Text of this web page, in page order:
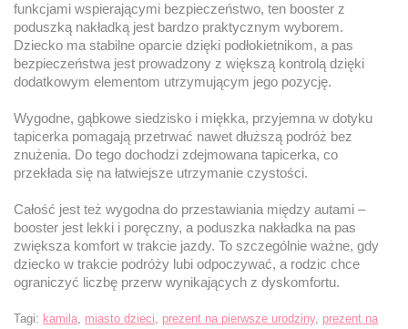
funkcjami wspierającymi bezpieczeństwo, ten booster z
poduszką nakładką jest bardzo praktycznym wyborem.
Dziecko ma stabilne oparcie dzięki podłokietnikom, a pas
bezpieczeństwa jest prowadzony z większą kontrolą dzięki
dodatkowym elementom utrzymującym jego pozycję.
Wygodne, gąbkowe siedzisko i miękka, przyjemna w dotyku
tapicerka pomagają przetrwać nawet dłuższą podróż bez
znużenia. Do tego dochodzi zdejmowana tapicerka, co
przekłada się na łatwiejsze utrzymanie czystości.
Całość jest też wygodna do przestawiania między autami –
booster jest lekki i poręczny, a poduszka nakładka na pas
zwiększa komfort w trakcie jazdy. To szczególnie ważne, gdy
dziecko w trakcie podróży lubi odpoczywać, a rodzic chce
ograniczyć liczbę przerw wynikających z dyskomfortu.
Tagi: kamila, miasto dzieci, prezent na pierwsze urodziny, prezent na